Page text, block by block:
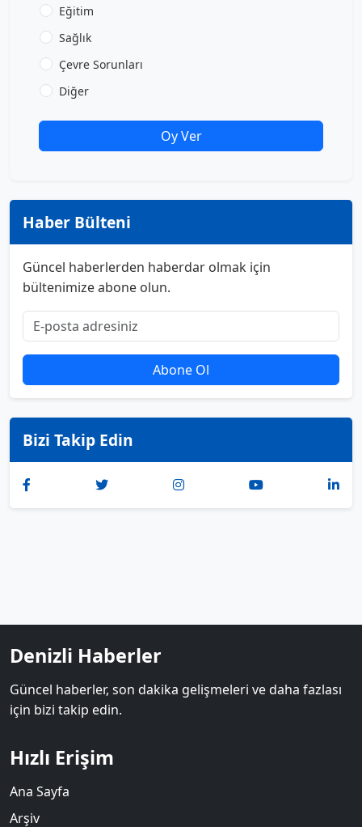
Eğitim
Sağlık
Çevre Sorunları
Diğer
Oy Ver
Haber Bülteni
Güncel haberlerden haberdar olmak için
bültenimize abone olun.
Abone Ol
Bizi Takip Edin
Denizli Haberler
Güncel haberler, son dakika gelişmeleri ve daha fazlası
için bizi takip edin.
Hızlı Erişim
Ana Sayfa
Arşiv